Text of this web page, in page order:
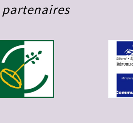
partenaires